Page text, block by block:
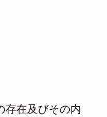
存在及びその内